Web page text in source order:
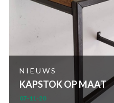
NIEUWS
KAPSTOK OP MAAT
07-11-20